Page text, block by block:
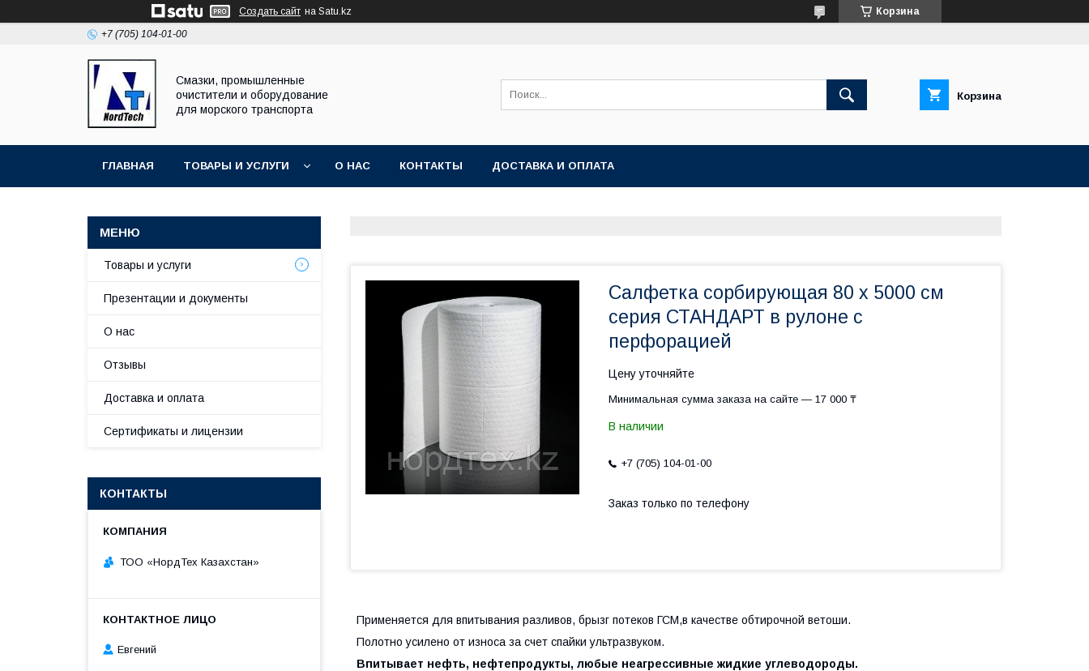
Создать сайт на Satu.kz Корзина
+7 (705) 104-01-00
Смазки, промышленные
очистители и оборудование
для морского транспорта
Корзина
ГЛАВНАЯ ТОВАРЫ И УСЛУГИ О НАС КОНТАКТЫ ДОСТАВКА И ОПЛАТА
Салфетка сорбирующая 80 х 5000 см
серия СТАНДАРТ в рулоне с
перфорацией
Цену уточняйте
Минимальная сумма заказа на сайте — 17 000 ₸
В наличии
+7 (705) 104-01-00
Заказ только по телефону
Применяется для впитывания разливов, брызг потеков ГСМ,в качестве обтирочной ветоши.
Полотно усилено от износа за счет спайки ультразвуком.
Впитывает нефть, нефтепродукты, любые неагрессивные жидкие углеводороды.
Товары и услуги
Презентации и документы
О нас
Отзывы
Доставка и оплата
Сертификаты и лицензии
КОНТАКТЫ
ТОО «НордТех Казахстан»
Евгений